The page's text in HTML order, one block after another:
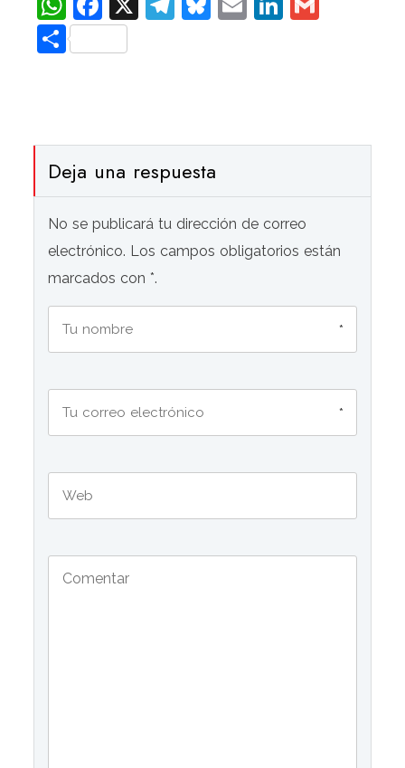
Compartir
Deja una respuesta
No se publicará tu dirección de correo
electrónico. Los campos obligatorios están
marcados con *.
*
*